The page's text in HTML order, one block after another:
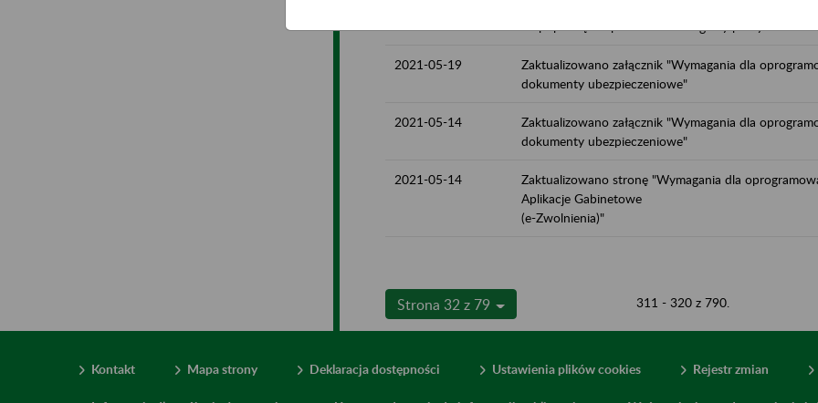
2021-05-19
Zaktualizowano załącznik "Wymagania dla
dokumenty ubezpieczeniowe"
2021-05-14
Zaktualizowano załącznik "Wymagania dla
dokumenty ubezpieczeniowe"
2021-05-14
Zaktualizowano stronę "Wymagania dla
Aplikacje Gabinetowe
(e-Zwolnienia)"
Strona 32 z 79 311 - 320 z 790.
Kontakt Mapa strony Deklaracja dostępności Ustawienia plików cookies Rejestr zmian